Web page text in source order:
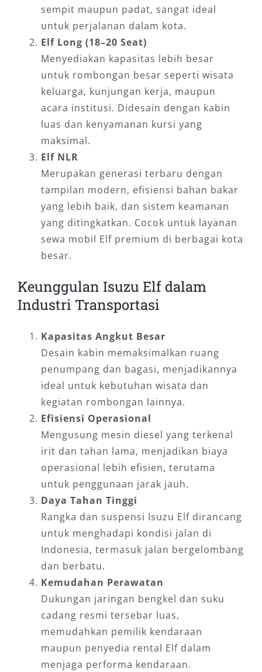
sempit maupun padat, sangat ideal
untuk perjalanan dalam kota.
Elf Long (18–20 Seat)
Menyediakan kapasitas lebih besar
untuk rombongan besar seperti wisata
keluarga, kunjungan kerja, maupun
acara institusi. Didesain dengan kabin
luas dan kenyamanan kursi yang
maksimal.
Elf NLR
Merupakan generasi terbaru dengan
tampilan modern, efisiensi bahan bakar
yang lebih baik, dan sistem keamanan
yang ditingkatkan. Cocok untuk layanan
sewa mobil Elf premium di berbagai kota
besar.
Keunggulan Isuzu Elf dalam
Industri Transportasi
Kapasitas Angkut Besar
Desain kabin memaksimalkan ruang
penumpang dan bagasi, menjadikannya
ideal untuk kebutuhan wisata dan
kegiatan rombongan lainnya.
Efisiensi Operasional
Mengusung mesin diesel yang terkenal
irit dan tahan lama, menjadikan biaya
operasional lebih efisien, terutama
untuk penggunaan jarak jauh.
Daya Tahan Tinggi
Rangka dan suspensi Isuzu Elf dirancang
untuk menghadapi kondisi jalan di
Indonesia, termasuk jalan bergelombang
dan berbatu.
Kemudahan Perawatan
Dukungan jaringan bengkel dan suku
cadang resmi tersebar luas,
memudahkan pemilik kendaraan
maupun penyedia rental Elf dalam
menjaga performa kendaraan.